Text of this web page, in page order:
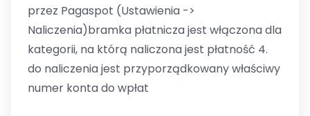
przez Pagaspot (Ustawienia ->
Naliczenia)bramka płatnicza jest włączona dla
kategorii, na którą naliczona jest płatność 4.
do naliczenia jest przyporządkowany właściwy
numer konta do wpłat